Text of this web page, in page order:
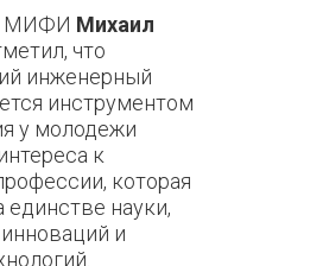
МИФИ Михаил
что
инженерный
инструментом
у молодежи
к
которая
единстве науки,
и